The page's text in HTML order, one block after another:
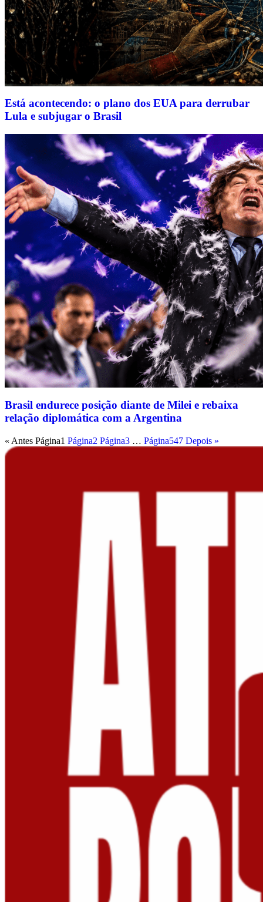
Está acontecendo: o plano dos EUA para derrubar
Lula e subjugar o Brasil
Brasil endurece posição diante de Milei e rebaixa
relação diplomática com a Argentina
« Antes Página1 Página2 Página3 … Página547 Depois »